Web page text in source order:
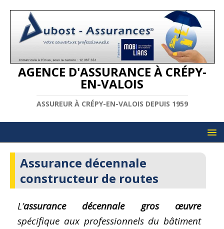
AGENCE D'ASSURANCE À CRÉPY-
EN-VALOIS
ASSUREUR À CRÉPY-EN-VALOIS DEPUIS 1959
Assurance décennale
constructeur de routes
L’assurance décennale gros œuvre
spécifique aux professionnels du bâtiment